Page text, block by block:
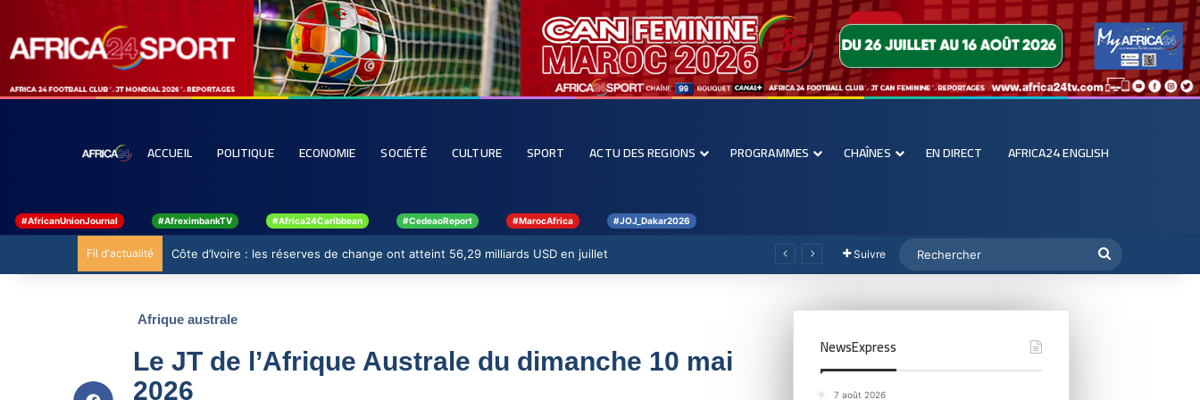
ACCUEIL POLITIQUE ECONOMIE SOCIÉTÉ CULTURE SPORT ACTU DES REGIONS PROGRAMMES CHAÎNES EN DIRECT AFRICA24 ENGLISH
#AfricanUnionJournal #AfreximbankTV #Africa24Caribbean #CedeaoReport #MarocAfrica #JOJ_Dakar2026
Fil d'actualité Côte d’Ivoire : les réserves de change ont atteint 56,29 milliards USD en juillet Suivre
Afrique australe
Le JT de l’Afrique Australe du dimanche 10 mai
2026
NewsExpress
7 août 2026